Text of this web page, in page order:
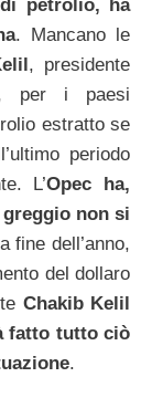
di petrolio, ha
. Mancano le
, presidente
per i paesi
estratto se
periodo
L’Opec ha,
non si
fine dell’anno,
del dollaro
Chakib Kelil
fatto tutto ciò
.